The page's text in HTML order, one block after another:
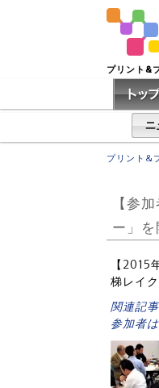
プリント&
プリント&
【参
ー」
【
梯レイ
関連記
参加者